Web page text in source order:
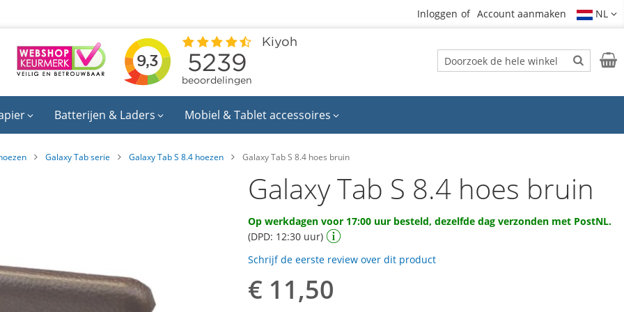
Inloggen Account aanmaken NL
Zoek
Zoek
Batterijen & Laders Mobiel & Tablet accessoires
Galaxy Tab serie Galaxy Tab S 8.4 hoezen Galaxy Tab S 8.4 hoes bruin
Galaxy Tab S 8.4 hoes bruin
Op werkdagen voor 17:00 uur besteld, dezelfde dag verzonden met PostNL.
(DPD: 12:30 uur)
Schrijf de eerste review over dit product
€ 11,50